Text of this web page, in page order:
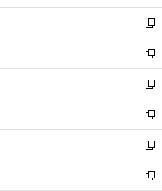
開
く
ウ
で
開
く
ン
ド
ウ
で
開
く
ウ
ィ
ン
ド
ウ
で
開
く
新
し
い
ウ
ィ
ン
ド
ウ
で
開
く
新
し
い
ウ
ィ
ン
ド
ウ
で
新
し
い
ウ
ィ
ン
ド
新
し
い
ウ
ィ
新
し
い
新